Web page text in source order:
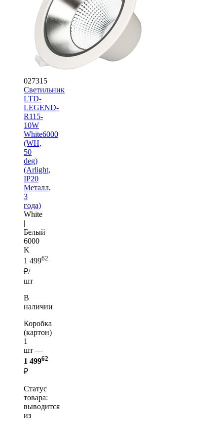
027315
Светильник
LTD-
LEGEND-
R115-
10W
White6000
(WH,
50
deg)
(Arlight,
IP20
Металл,
3
года)
White
|
Белый
6000
K
1 49962
₽/
шт
В
наличии
Коробка
(картон)
1
шт —
1 49962
₽
Статус
товара:
выводится
из